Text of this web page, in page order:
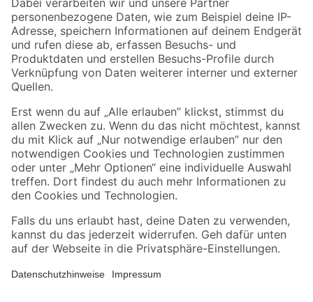
Zahlungsarten Versandarten
Sicher einkaufen
Jetzt die toom-App herunterladen
Alle Preisangaben in EUR inkl. gesetzl. MwSt.. Die dargestellten Angebote sind unter
Umständen nicht in allen Märkten verfügbar. Die angegebenen Verfügbarkeiten beziehen
sich auf den unter "Mein Markt" ausgewählten toom Baumarkt. Alle Angebote und
*Paketversand ab 59 € versandkostenfrei, gilt nicht für Artikel mit Speditionsversand, hier
fallen zusätzliche Versandkosten an.